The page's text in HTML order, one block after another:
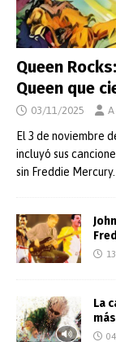
Queen
Queen que
03/11/2025
El 3 de noviembre
incluyó sus
sin Freddie
La